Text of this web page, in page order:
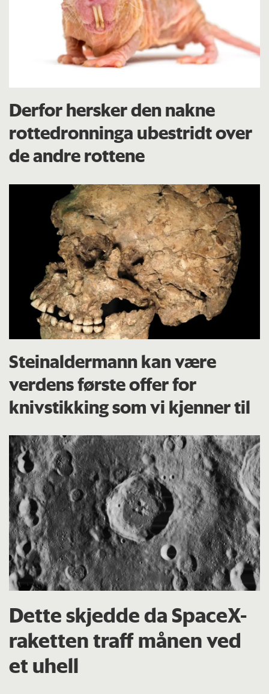
Derfor hersker den nakne
rottedronninga ubestridt over
de andre rottene
Steinaldermann kan være
verdens første offer for
knivstikking som vi kjenner til
Dette skjedde da SpaceX-
raketten traff månen ved
et uhell